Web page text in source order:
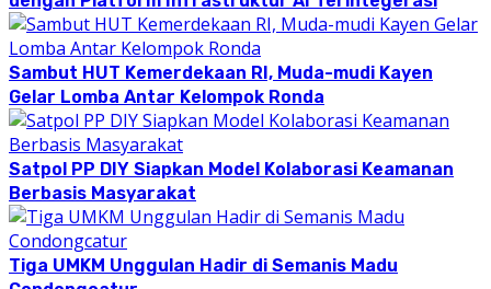
Sambut HUT Kemerdekaan RI, Muda-mudi Kayen
Gelar Lomba Antar Kelompok Ronda
Satpol PP DIY Siapkan Model Kolaborasi Keamanan
Berbasis Masyarakat
Tiga UMKM Unggulan Hadir di Semanis Madu